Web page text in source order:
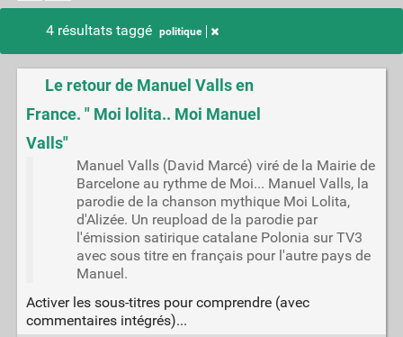
4 résultats taggé politique
Le retour de Manuel Valls en
France. " Moi lolita.. Moi Manuel
Valls"
Manuel Valls (David Marcé) viré de la Mairie de
Barcelone au rythme de Moi... Manuel Valls, la
parodie de la chanson mythique Moi Lolita,
d'Alizée. Un reupload de la parodie par
l'émission satirique catalane Polonia sur TV3
avec sous titre en français pour l'autre pays de
Manuel.
Activer les sous-titres pour comprendre (avec
commentaires intégrés)...